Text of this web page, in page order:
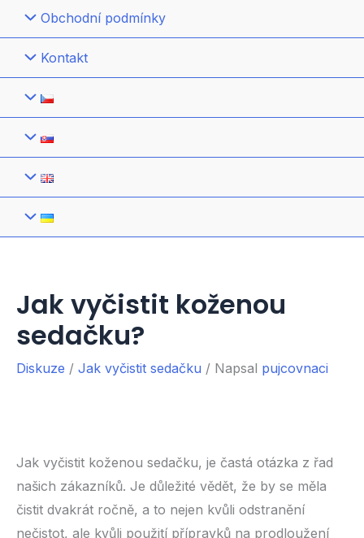
Obchodní podmínky
Kontakt
Jak vyčistit koženou
sedačku?
Diskuze / Jak vyčistit sedačku / Napsal pujcovnaci
Jak vyčistit koženou sedačku, je častá otázka z řad
našich zákazníků. Je důležité vědět, že by se měla
čistit dvakrát ročně, a to nejen kvůli odstranění
nečistot, ale kvůli použití přípravků na prodloužení